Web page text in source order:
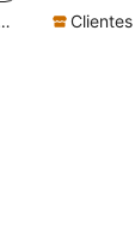
com alta taxa de retorno